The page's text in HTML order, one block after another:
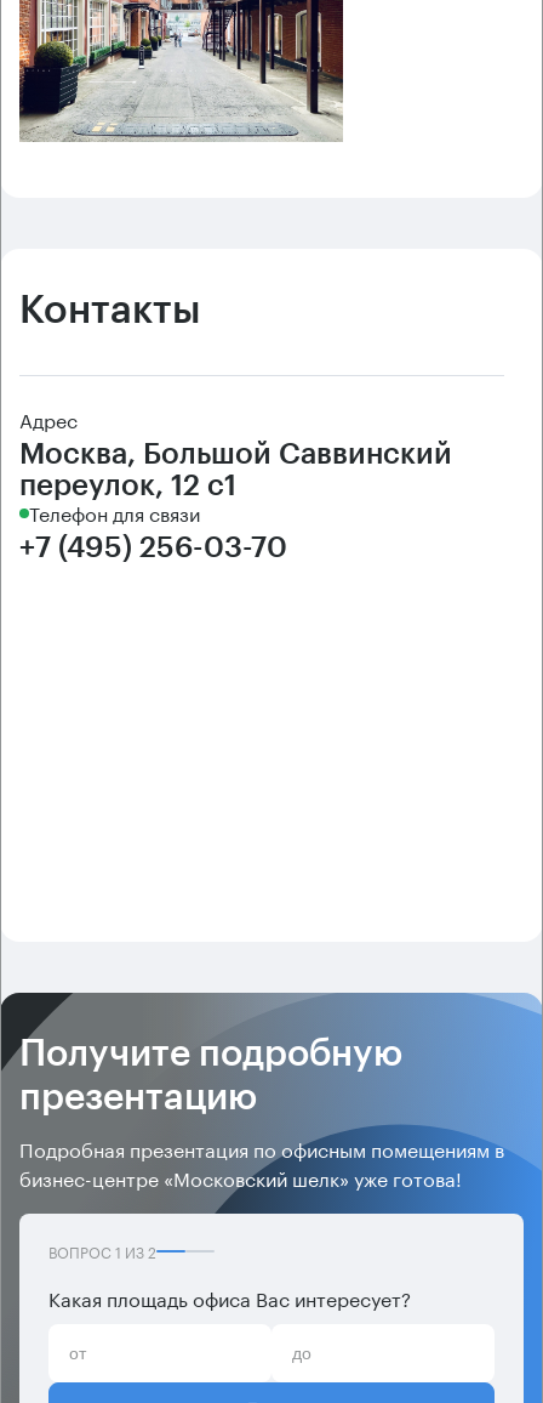
Контакты
Адрес
Москва, Большой Саввинский
переулок, 12 с1
Телефон для связи
+7 (495) 256-03-70
Получите подробную
презентацию
Подробная презентация по офисным помещениям в
бизнес-центре «Московский шелк» уже готова!
ВОПРОС 1 ИЗ2
Какая площадь офиса Вас интересует?